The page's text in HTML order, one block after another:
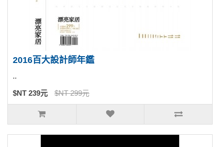
2016百大設計師年鑑
..
$NT 239元 $NT 299元